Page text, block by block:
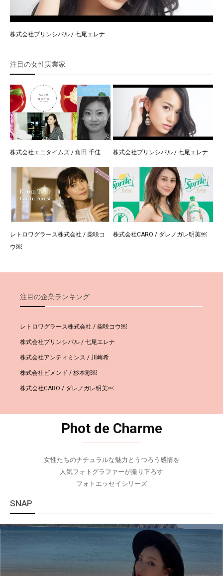
株式会社プリンシパル / 七尾エレナ
注目の女性実業家
株式会社エニタイムズ / 角田 千佳 株式会社プリンシパル / 七尾エレナ
レトロワグラース株式会社 / 柴咲コ
ウ￼
株式会社CARO / ダレノガレ明美￼
注目の企業ランキング
レトロワグラース株式会社 / 柴咲コウ￼
株式会社プリンシパル / 七尾エレナ
株式会社アンティミンス / 川崎希
株式会社ビメンド / 杉本彩￼
株式会社CARO / ダレノガレ明美￼
Phot de Charme
女性たちのナチュラルな魅力とうつろう感情を
人気フォトグラファーが撮り下ろす
フォトエッセイシリーズ
SNAP